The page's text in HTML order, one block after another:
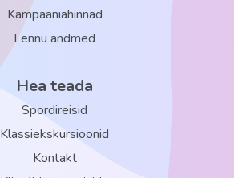
Kampaaniahinnad
Lennu andmed
Hea teada
Spordireisid
Klassiekskursioonid
Kontakt